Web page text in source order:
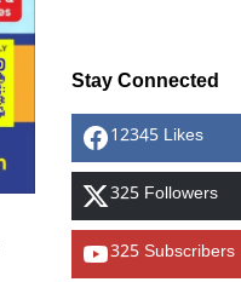
Stay Connected
12345 Likes
325 Followers
325 Subscribers